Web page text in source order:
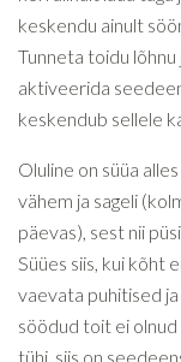
keskendu ainult
Tunneta toidu lõhnu
aktiveerida
keskendub sellele
Oluline on süüa
vähem ja sageli
päevas), sest nii
Süües siis, kui kõht
vaevata puhitised
söödud toit ei
tühi, siis on